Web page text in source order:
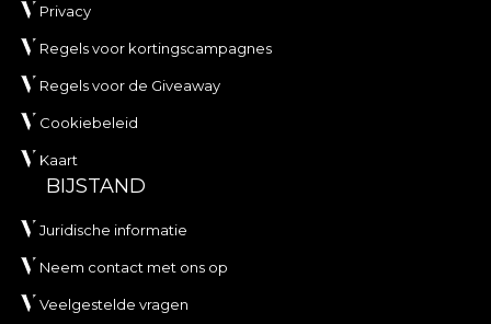
Privacy
Regels voor kortingscampagnes
Regels voor de Giveaway
Cookiebeleid
Kaart
BIJSTAND
Juridische informatie
Neem contact met ons op
Veelgestelde vragen